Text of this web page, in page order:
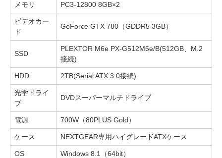
メモリ PC3-12800 8GB×2
ビデオカー
ド
GeForce GTX 780（GDDR5 3GB）
SSD
PLEXTOR M6e PX-G512M6e/B(512GB、M.2
接続)
HDD 2TB(Serial ATX 3.0接続)
光学ドライ
ブ
DVDスーパーマルチドライブ
電源 700W（80PLUS Gold）
ケース NEXTGEAR専用ハイグレードATXケース
OS Windows 8.1（64bit）